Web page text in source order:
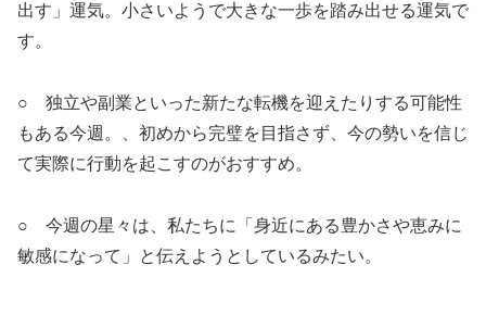
出す」運気。小さいようで大きな一歩を踏み出せる運気で
す。
○ 独立や副業といった新たな転機を迎えたりする可能性
もある今週。、初めから完璧を目指さず、今の勢いを信じ
て実際に行動を起こすのがおすすめ。
○ 今週の星々は、私たちに「身近にある豊かさや恵みに
敏感になって」と伝えようとしているみたい。